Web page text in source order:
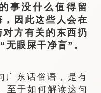
没什么值得留
因此这些人会在
方有关的东西扔
眼屎干净盲”。
东话俗语，是有
至于如何解读这句